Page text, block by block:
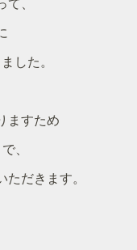
した。
ますため
、
だきます。